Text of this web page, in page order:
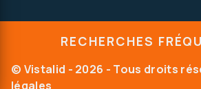
RECHERCHES
© Vistalid - 2026 - Tous droits
légales